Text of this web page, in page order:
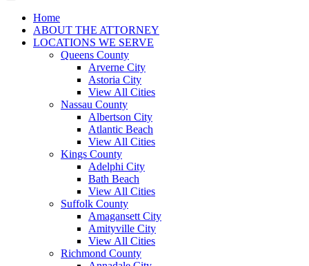
Home
ABOUT THE ATTORNEY
LOCATIONS WE SERVE
Queens County
Arverne City
Astoria City
View All Cities
Nassau County
Albertson City
Atlantic Beach
View All Cities
Kings County
Adelphi City
Bath Beach
View All Cities
Suffolk County
Amagansett City
Amityville City
View All Cities
Richmond County